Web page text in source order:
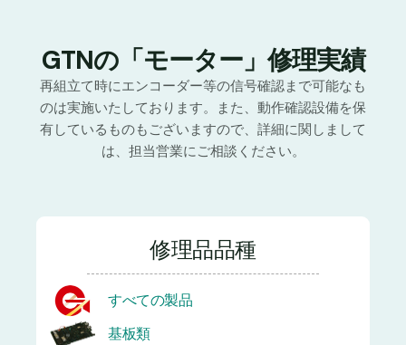
GTNの「モーター」修理実績
再組立て時にエンコーダー等の信号確認まで可能なも
のは実施いたしております。また、動作確認設備を保
有しているものもございますので、詳細に関しまして
は、担当営業にご相談ください。
修理品品種
すべての製品
基板類